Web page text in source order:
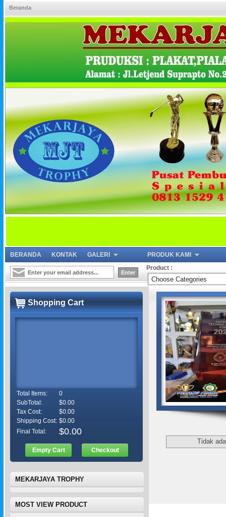
Beranda
BERANDA KONTAK GALERI
PRODUK KAMI
Product :
Tidak
Shopping Cart
Total Items:
0
SubTotal:
$0.00
Tax Cost:
$0.00
Shipping Cost: $0.00
Final Total:
$0.00
Empty Cart Checkout
MEKARJAYA TROPHY
MOST VIEW PRODUCT